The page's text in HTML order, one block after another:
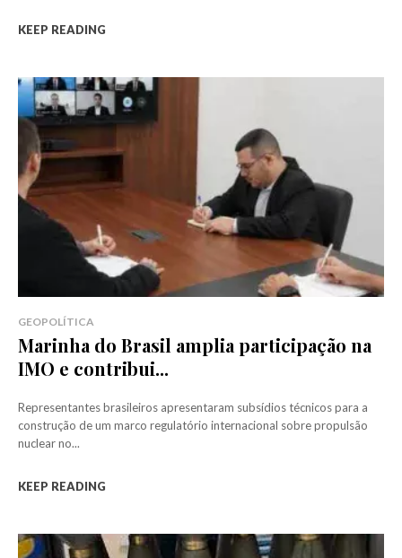
KEEP READING
GEOPOLÍTICA
Marinha do Brasil amplia participação na
IMO e contribui...
Representantes brasileiros apresentaram subsídios técnicos para a
construção de um marco regulatório internacional sobre propulsão
nuclear no...
KEEP READING